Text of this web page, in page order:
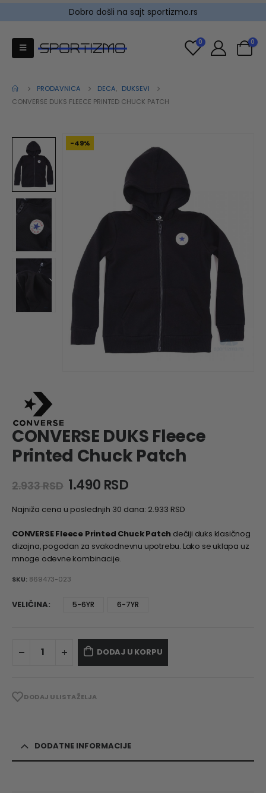
Dobro došli na sajt sportizmo.rs
0 0
PRODAVNICA DECA, DUKSEVI
CONVERSE DUKS FLEECE PRINTED CHUCK PATCH
-49%
CONVERSE DUKS Fleece
Printed Chuck Patch
2.933RSD Original
was:
1.490 RSDCurrent
is:
Najniža cena u poslednjih 30 dana: 2.933 RSD
CONVERSE Fleece Printed Chuck Patch dečiji duks klasičnog
dizajna, pogodan za svakodnevnu upotrebu. Lako se uklapa uz
mnoge odevne kombinacije.
SKU: 869473-023
VELIČINA 5-6YR 6-7YR
DODAJ U KORPU
DODAJ U LISTA ŽELJA
DODATNE INFORMACIJE